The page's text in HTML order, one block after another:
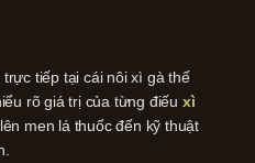
tiếp tại cái nôi xì gà thế
rõ giá trị của từng điếu xì
men lá thuốc đến kỹ thuật